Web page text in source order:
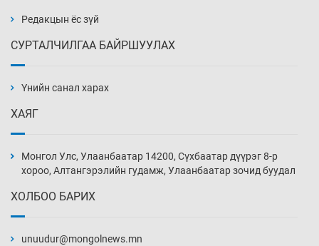
15 цаг 27 мин
нэмэгджээ
15 цаг 57 мин
16 цаг 27 мин
Редакцын ёс зүй
СУРТАЛЧИЛГАА БАЙРШУУЛАХ
Үнийн санал харах
ХАЯГ
Монгол Улс, Улаанбаатар 14200, Сүхбаатар дүүрэг 8-р
хороо, Алтангэрэлийн гудамж, Улаанбаатар зочид буудал
ХОЛБОО БАРИХ
unuudur@mongolnews.mn